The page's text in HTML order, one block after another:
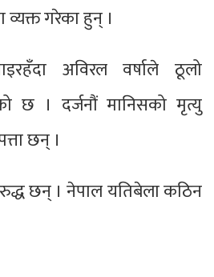
व्यक्त गरेका हुन् ।
अविरल वर्षाले ठूलो
छ । दर्जनौं मानिसको मृत्यु
छन् ।
छन् । नेपाल यतिबेला कठिन